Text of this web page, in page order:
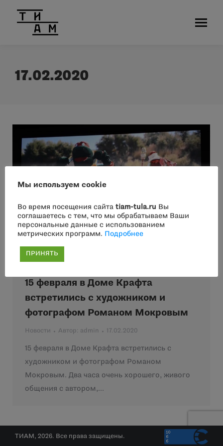
17.02.2020
15 февраля в Доме Крафта
встретились с художником и
фотографом Романом Мокровым
Новости Автор: admin 17.02.2020
15 февраля в Доме Крафта встретились с
художником и фотографом Романом
Мокровым. Два часа очень хорошего, живого
общения с автором,…
ТИАМ, 2026. Все права защищены.
Мы используем cookie
Во время посещения сайта tiam-tula.ru Вы
соглашаетесь с тем, что мы обрабатываем Ваши
персональные данные с использованием
метрических программ.
Подробнее
ПРИНЯТЬ